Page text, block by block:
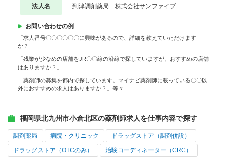
法人名 到津調剤薬局 株式会社サンファイブ
お問い合わせの例
「求人番号〇〇〇〇〇〇に興味があるので、詳細を教えていただけます
か？」
「残業が少なめの店舗をJR〇〇線の沿線で探していますが、おすすめの店舗
はありますか？」
「薬剤師の募集を都内で探しています。マイナビ薬剤師に載っている〇〇以
外におすすめの求人はありますか？」等々
福岡県北九州市小倉北区の薬剤師求人を仕事内容で探す
調剤薬局 病院・クリニック ドラッグストア（調剤併設）
ドラッグストア（OTCのみ） 治験コーディネーター（CRC）